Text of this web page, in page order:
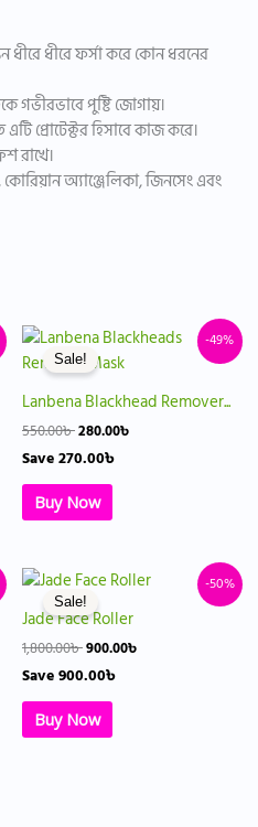
ধীরে ধীরে ফর্সা করে কোন ধরনের
গভীরভাবে পুষ্টি জোগায়।
প্রোটেক্টর হিসাবে কাজ করে।
রাখে।
কোরিয়ান অ্যাঞ্জেলিকা, জিনসেং এবং
-49%
Sale!
Lanbena Blackhead Remover...
550.00৳
Original
price
was:
550.00৳ .
280.00৳
Current
280.00৳ .
Save270.00৳
Buy Now
-50%
Sale!
Jade Face Roller
1,800.00৳
Original
price
was:
1,800.00৳ .
900.00৳
Current
Save900.00৳
Buy Now